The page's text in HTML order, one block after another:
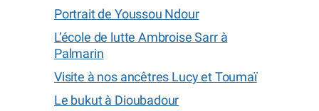
Portrait de Youssou Ndour
L’école de lutte Ambroise Sarr à
Palmarin
Visite à nos ancêtres Lucy et Toumaï
Le bukut à Dioubadour